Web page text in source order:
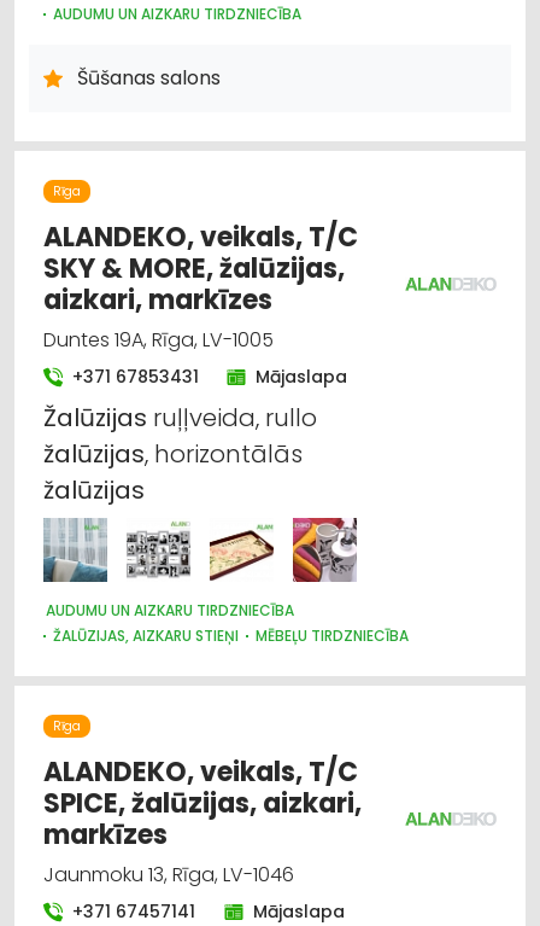
AUDUMU UN AIZKARU TIRDZNIECĪBA
TEKSTILIZSTRĀDĀJUMU RAŽOŠANA
Šūšanas salons
Rīga
ALANDEKO, veikals, T/C
SKY & MORE, žalūzijas,
aizkari, markīzes
Duntes 19A, Rīga, LV-1005
+371 67853431 Mājaslapa
Žalūzijas ruļļveida, rullo
žalūzijas, horizontālās
žalūzijas
AUDUMU UN AIZKARU TIRDZNIECĪBA
ŽALŪZIJAS, AIZKARU STIEŅI
MĒBEĻU TIRDZNIECĪBA
MARKĪZES
TRAUKI
APGAISMES TEHNIKAS TIRDZNIECĪBA
SUVENĪRI, DĀVANAS
Rīga
ALANDEKO, veikals, T/C
SPICE, žalūzijas, aizkari,
markīzes
Jaunmoku 13, Rīga, LV-1046
+371 67457141 Mājaslapa